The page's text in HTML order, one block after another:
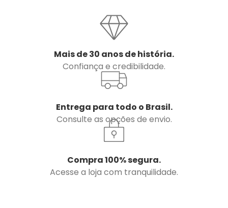
Mais de 30 anos de história.
Confiança e credibilidade.
Entrega para todo o Brasil.
Consulte as opções de envio.
Compra 100% segura.
Acesse a loja com tranquilidade.